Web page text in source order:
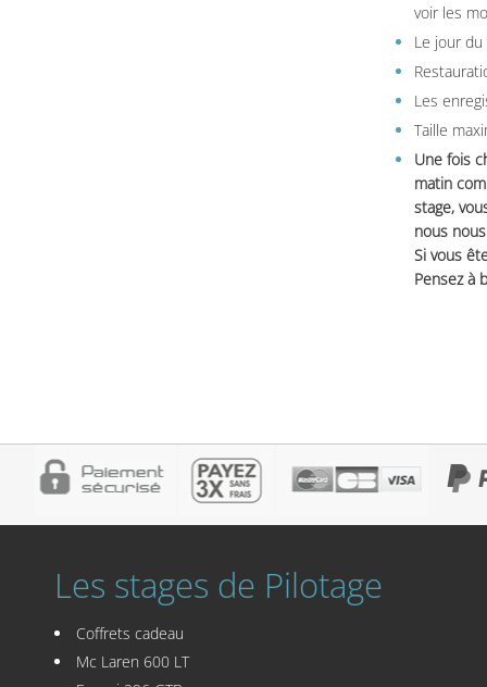
voir les
Le jour
Les
Taille
Une fois
matin
stage,
nous
Si vous
Pensez à
Les stages de Pilotage
Coffrets cadeau
Mc Laren 600 LT